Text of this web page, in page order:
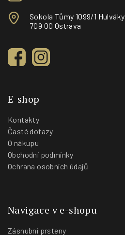
Sokola Tůmy 1099/1 Hulváky
709 00 Ostrava
E-shop
Kontakty
Časté dotazy
O nákupu
Obchodní podmínky
Ochrana osobních údajů
Navigace v e-shopu
Zásnubní prsteny